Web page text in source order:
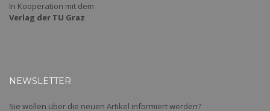
In Kooperation mit dem
Verlag der TU Graz
NEWSLETTER
Sie wollen über die neuen Artikel informiert werden?